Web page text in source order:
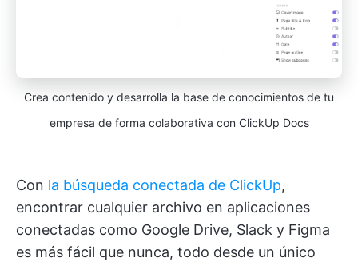
Crea contenido y desarrolla la base de conocimientos de tu
empresa de forma colaborativa con ClickUp Docs
Con la búsqueda conectada de ClickUp,
encontrar cualquier archivo en aplicaciones
conectadas como Google Drive, Slack y Figma
es más fácil que nunca, todo desde un único